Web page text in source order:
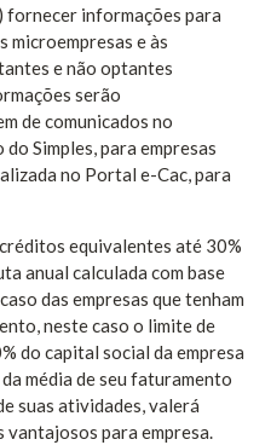
fornecer informações para
microempresas e às
e não optantes
serão
de comunicados no
Simples, para empresas
no Portal e-Cac, para
equivalentes até 30%
anual calculada com base
das empresas que tenham
neste caso o limite de
do capital social da empresa
média de seu faturamento
suas atividades, valerá
para empresa.